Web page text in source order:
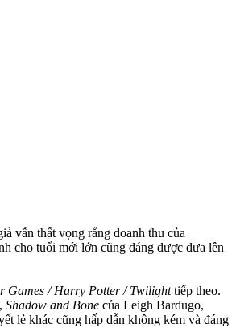
vẫn thất vọng rằng doanh thu của
cho tuổi mới lớn cũng đáng được đưa lên
Games / Harry Potter / Twilighttiếp theo.
Shadow and Bone của Leigh Bardugo,
lẻ khác cũng hấp dẫn không kém và đáng